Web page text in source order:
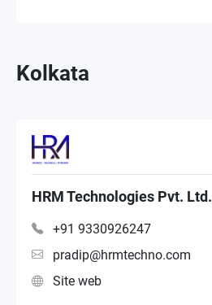
Kolkata
HRM Technologies Pvt. Ltd.
+91 9330926247
pradip@hrmtechno.com
Site web